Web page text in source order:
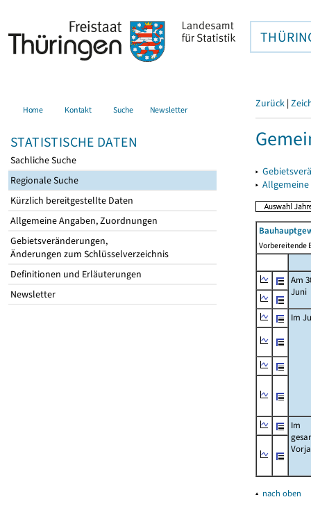
Home Kontakt Suche Newsletter
STATISTISCHE DATEN
Sachliche Suche
Regionale Suche
Kürzlich bereitgestellte Daten
Allgemeine Angaben, Zuordnungen
Gebietsveränderungen,
Änderungen zum Schlüsselverzeichnis
Definitionen und Erläuterungen
Newsletter
Zurück |
▸
▸
Vorbereitende
Am
Juni
Im
Im
▴ nach oben